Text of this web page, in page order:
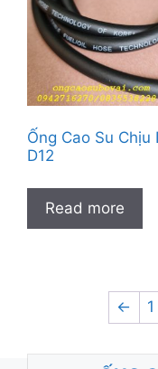
Ống Cao Su Chịu
D12
Read more
← 1